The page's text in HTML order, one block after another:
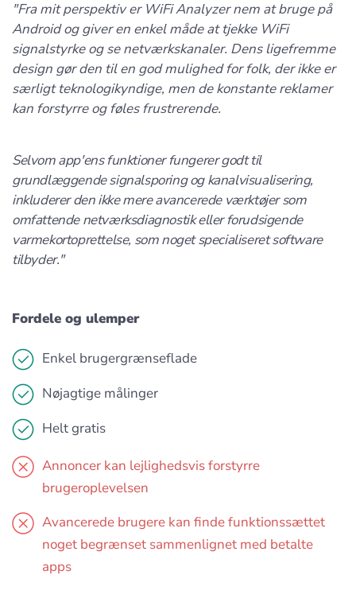
"Fra mit perspektiv er WiFi Analyzer nem at bruge på
Android og giver en enkel måde at tjekke WiFi
signalstyrke og se netværkskanaler. Dens ligefremme
design gør den til en god mulighed for folk, der ikke er
særligt teknologikyndige, men de konstante reklamer
kan forstyrre og føles frustrerende.
Selvom app'ens funktioner fungerer godt til
grundlæggende signalsporing og kanalvisualisering,
inkluderer den ikke mere avancerede værktøjer som
omfattende netværksdiagnostik eller forudsigende
varmekortoprettelse, som noget specialiseret software
tilbyder."
Fordele og ulemper
Enkel brugergrænseflade
Nøjagtige målinger
Helt gratis
Annoncer kan lejlighedsvis forstyrre
brugeroplevelsen
Avancerede brugere kan finde funktionssættet
noget begrænset sammenlignet med betalte
apps